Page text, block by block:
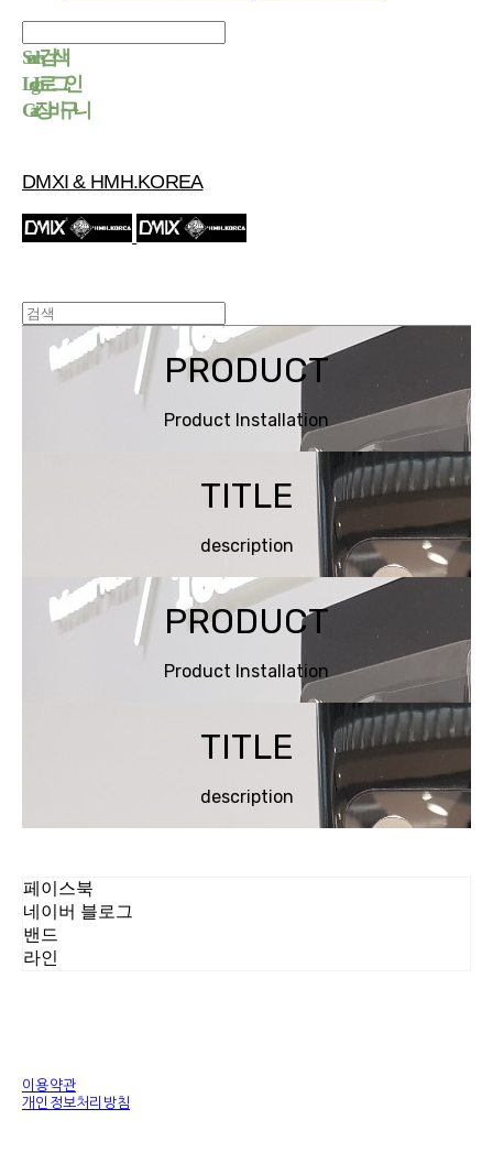
Search검색
Log In로그인
Cart장바구니
DMXI & HMH.KOREA
PRODUCT
Product Installation
TITLE
description
PRODUCT
Product Installation
TITLE
description
페이스북
네이버 블로그
밴드
라인
이용약관
개인정보처리방침